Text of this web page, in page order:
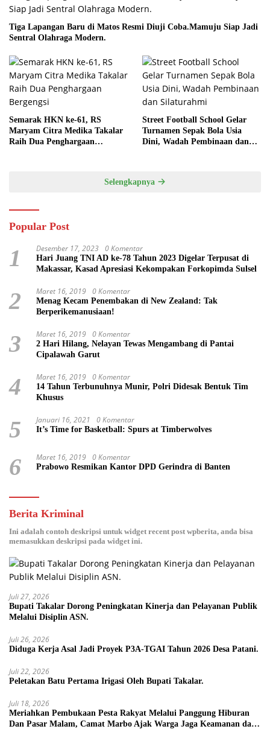
Tiga Lapangan Baru di Matos Resmi Diuji Coba.Mamuju Siap Jadi
Sentral Olahraga Modern.
Semarak HKN ke-61, RS
Maryam Citra Medika Takalar
Raih Dua Penghargaan
Street Football School Gelar
Turnamen Sepak Bola Usia
Dini, Wadah Pembinaan dan
Selengkapnya
Popular Post
1 Desember 17, 2023 0 Komentar
Hari Juang TNI AD ke-78 Tahun 2023 Digelar Terpusat di
Makassar, Kasad Apresiasi Kekompakan Forkopimda Sulsel
2 Maret 16, 2019 0 Komentar
Menag Kecam Penembakan di New Zealand: Tak
Berperikemanusiaan!
3 Maret 16, 2019 0 Komentar
2 Hari Hilang, Nelayan Tewas Mengambang di Pantai
Cipalawah Garut
4 Maret 16, 2019 0 Komentar
14 Tahun Terbunuhnya Munir, Polri Didesak Bentuk Tim
Khusus
5 Januari 16, 2021 0 Komentar
It’s Time for Basketball: Spurs at Timberwolves
6 Maret 16, 2019 0 Komentar
Prabowo Resmikan Kantor DPD Gerindra di Banten
Berita Kriminal
Ini adalah contoh deskripsi untuk widget recent post wpberita, anda bisa
memasukkan deskripsi pada widget ini.
Juli 27, 2026
Bupati Takalar Dorong Peningkatan Kinerja dan Pelayanan Publik
Melalui Disiplin ASN.
Juli 26, 2026
Diduga Kerja Asal Jadi Proyek P3A-TGAI Tahun 2026 Desa Patani.
Juli 22, 2026
Peletakan Batu Pertama Irigasi Oleh Bupati Takalar.
Juli 18, 2026
Meriahkan Pembukaan Pesta Rakyat Melalui Panggung Hiburan
Dan Pasar Malam, Camat Marbo Ajak Warga Jaga Keamanan dan